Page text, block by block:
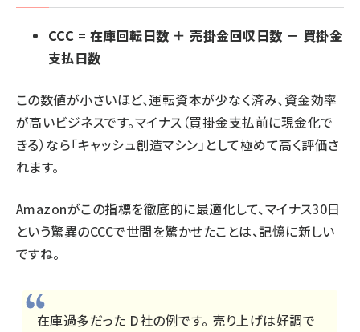
CCC = 在庫回転日数 ＋ 売掛金回収日数 － 買掛金
支払日数
この数値が小さいほど、運転資本が少なく済み、資金効率
が高いビジネスです。マイナス（買掛金支払前に現金化で
きる）なら「キャッシュ創造マシン」として極めて高く評価さ
れます。
Amazonがこの指標を徹底的に最適化して、マイナス30日
という驚異のCCCで世間を驚かせたことは、記憶に新しい
ですね。
在庫過多だった D社の例です。 売り上げは好調で